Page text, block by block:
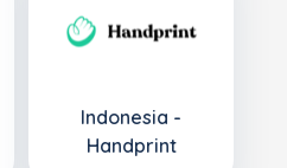
Indonesia -
Handprint